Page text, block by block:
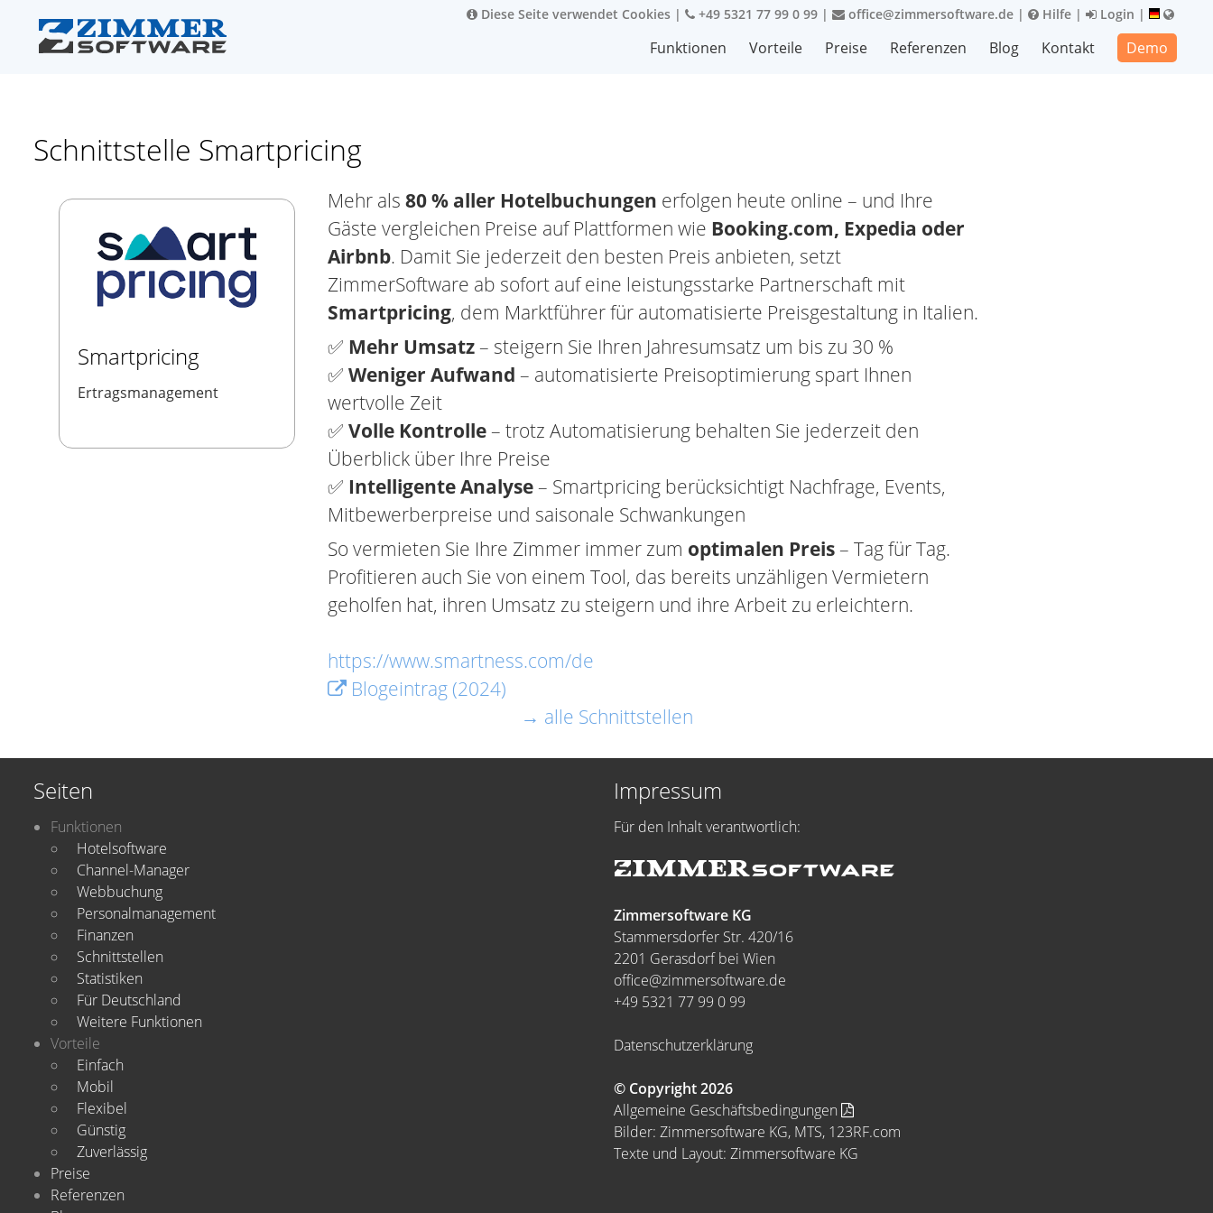
Diese Seite verwendet Cookies | +49 5321 77 99 0 99 | office@zimmersoftware.de | Hilfe | Login |
Funktionen Vorteile Preise Referenzen Blog Kontakt Demo
Schnittstelle Smartpricing
Smartpricing
Ertragsmanagement
Mehr als 80 % aller Hotelbuchungen erfolgen heute online – und Ihre
Gäste vergleichen Preise auf Plattformen wie Booking.com, Expedia oder
Airbnb. Damit Sie jederzeit den besten Preis anbieten, setzt
ZimmerSoftware ab sofort auf eine leistungsstarke Partnerschaft mit
Smartpricing, dem Marktführer für automatisierte Preisgestaltung in Italien.
✅ Mehr Umsatz– steigern Sie Ihren Jahresumsatz um bis zu 30 %
✅ Weniger Aufwand – automatisierte Preisoptimierung spart Ihnen
wertvolle Zeit
✅ Volle Kontrolle– trotz Automatisierung behalten Sie jederzeit den
Überblick über Ihre Preise
✅ Intelligente Analyse– Smartpricing berücksichtigt Nachfrage, Events,
Mitbewerberpreise und saisonale Schwankungen
So vermieten Sie Ihre Zimmer immer zum optimalen Preis– Tag für Tag.
Profitieren auch Sie von einem Tool, das bereits unzähligen Vermietern
geholfen hat, ihren Umsatz zu steigern und ihre Arbeit zu erleichtern.
https://www.smartness.com/de
Blogeintrag (2024)
→ alle Schnittstellen
Seiten
Funktionen
Hotelsoftware
Channel-Manager
Webbuchung
Personalmanagement
Finanzen
Schnittstellen
Statistiken
Für Deutschland
Weitere Funktionen
Vorteile
Einfach
Mobil
Flexibel
Günstig
Zuverlässig
Preise
Referenzen
Impressum
Für den Inhalt verantwortlich:
Zimmersoftware KG
Stammersdorfer Str. 420/16
2201 Gerasdorf bei Wien
office@zimmersoftware.de
+49 5321 77 99 0 99
Datenschutzerklärung
© Copyright 2026
Allgemeine Geschäftsbedingungen
Bilder: Zimmersoftware KG, MTS, 123RF.com
Texte und Layout: Zimmersoftware KG